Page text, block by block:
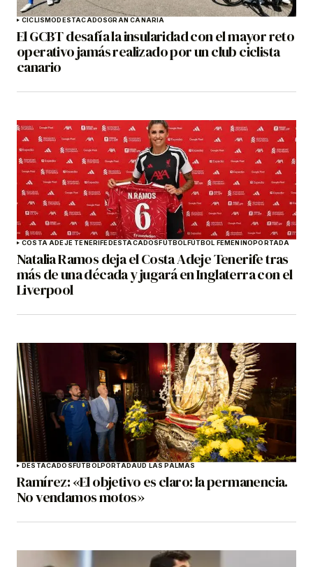
CICLISMODESTACADOSGRAN CANARIA
El GCBT desafía la insularidad con el mayor reto
operativo jamás realizado por un club ciclista
canario
COSTA ADEJE TENERIFEDESTACADOSFÚTBOLFÚTBOL FEMENINOPORTADA
Natalia Ramos deja el Costa Adeje Tenerife tras
más de una década y jugará en Inglaterra con el
Liverpool
DESTACADOSFÚTBOLPORTADAUD LAS PALMAS
Ramírez: «El objetivo es claro: la permanencia.
No vendamos motos»